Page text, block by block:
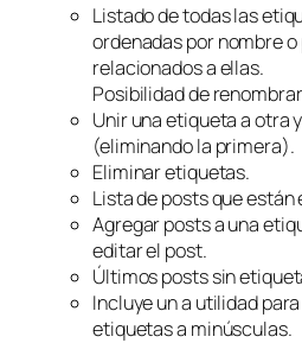
Listado de todas las
ordenadas por nombre
relacionados a ellas.
Posibilidad de
Unir una etiqueta a otra
(eliminando la primera).
Eliminar etiquetas.
Lista de posts que están
Agregar posts a una
editar el post.
Últimos posts sin
Incluye un a utilidad
etiquetas a minúsculas.